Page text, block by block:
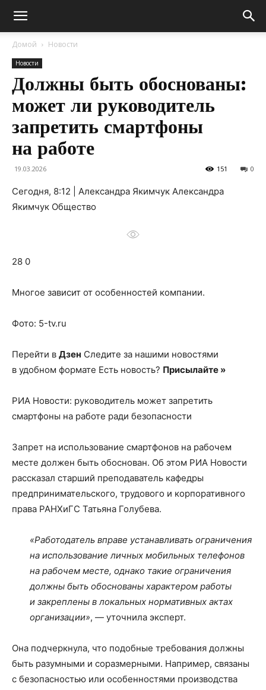
Домой Новости
Новости
Должны быть обоснованы:
может ли руководитель
запретить смартфоны
на работе
19.03.2026 0
151
Сегодня, 8:12 | Александра Якимчук Александра
Якимчук Общество
28 0
Многое зависит от особенностей компании.
Фото: 5-tv.ru
Перейти в Дзен Следите за нашими новостями
в удобном формате Есть новость? Присылайте »
РИА Новости: руководитель может запретить
смартфоны на работе ради безопасности
Запрет на использование смартфонов на рабочем
месте должен быть обоснован. Об этом РИА Новости
рассказал старший преподаватель кафедры
предпринимательского, трудового и корпоративного
права РАНХиГС Татьяна Голубева.
«Работодатель вправе устанавливать ограничения
на использование личных мобильных телефонов
на рабочем месте, однако такие ограничения
должны быть обоснованы характером работы
и закреплены в локальных нормативных актах
организации», — уточнила эксперт.
Она подчеркнула, что подобные требования должны
быть разумными и соразмерными. Например, связаны
с безопасностью или особенностями производства